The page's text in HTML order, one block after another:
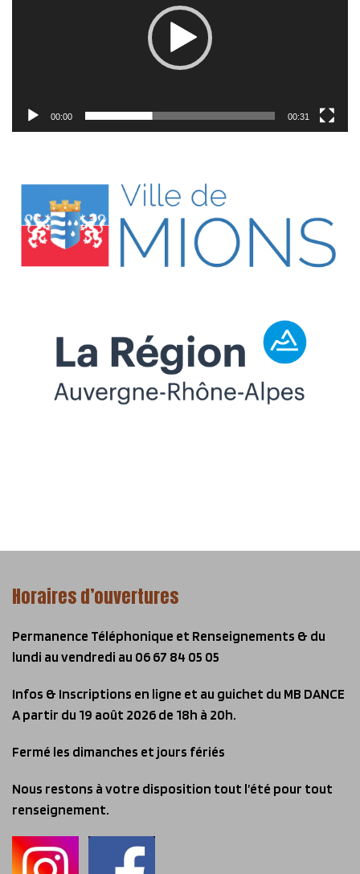
00:00 00:31
Horaires d’ouvertures
Permanence Téléphonique et Renseignements & du
lundi au vendredi au 06 67 84 05 05
Infos & Inscriptions en ligne et au guichet du MB DANCE
A partir du 19 août 2026 de 18h à 20h.
Fermé les dimanches et jours fériés
Nous restons à votre disposition tout l’été pour tout
renseignement.